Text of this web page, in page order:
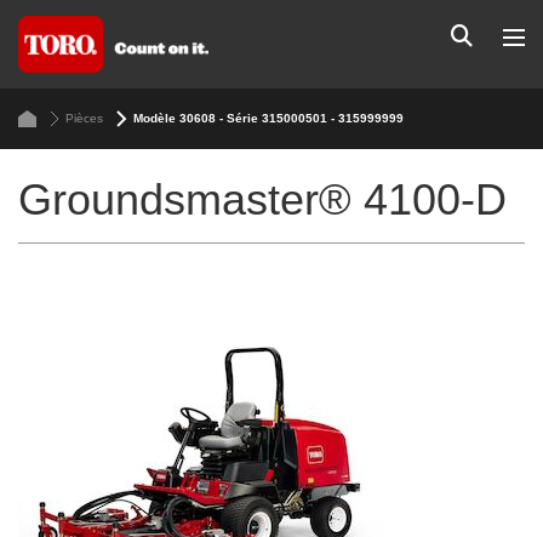
Pièces Modèle 30608 - Série 315000501 - 315999999
Groundsmaster® 4100-D